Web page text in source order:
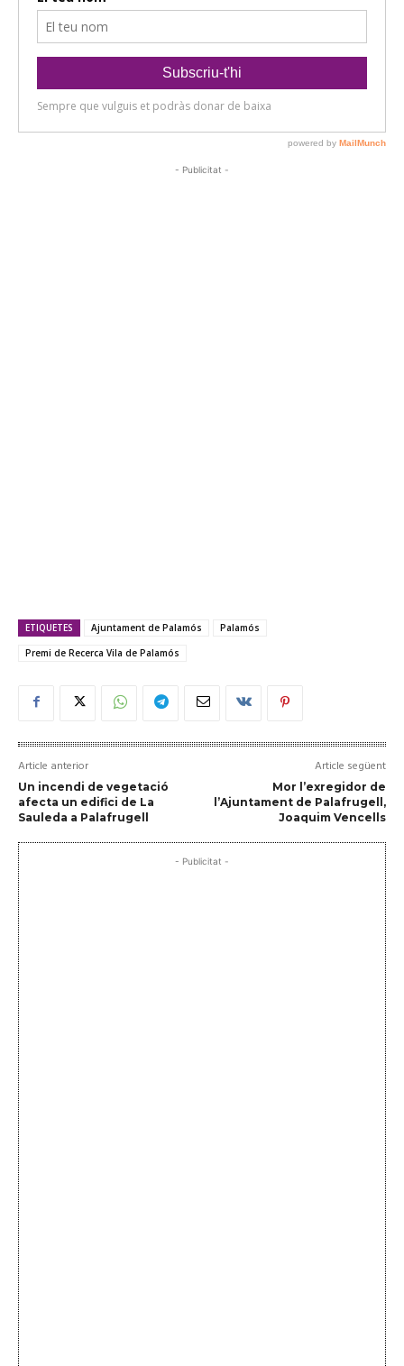
- Publicitat -
ETIQUETES Ajuntament de Palamós
Palamós
Premi de Recerca Vila de Palamós
Article anterior
Un incendi de vegetació
afecta un edifici de La
Sauleda a Palafrugell
Article següent
Mor l’exregidor de
l’Ajuntament de Palafrugell,
Joaquim Vencells
- Publicitat -